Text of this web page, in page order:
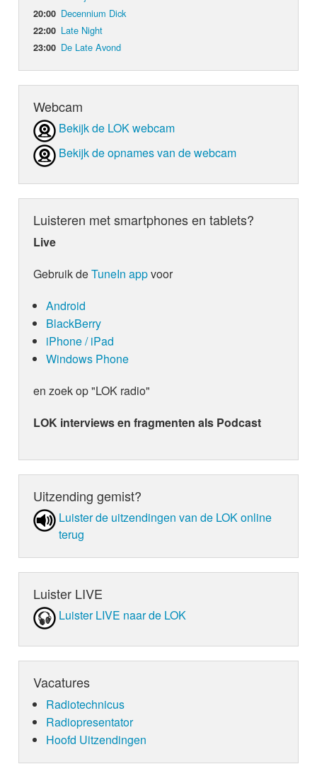
20:00 Decennium Dick
22:00 Late Night
23:00 De Late Avond
Webcam
Bekijk de LOK webcam
Bekijk de opnames van de webcam
Luisteren met smartphones en tablets?
Live
Gebruik deTuneIn appvoor
Android
BlackBerry
iPhone / iPad
Windows Phone
en zoek op "LOK radio"
LOK interviews en fragmenten als Podcast
Uitzending gemist?
Luister de uit­zen­din­gen van de LOK online
terug
Luister LIVE
Luister LIVE naar de LOK
Vacatures
Radiotechnicus
Radiopresentator
Hoofd Uitzendingen